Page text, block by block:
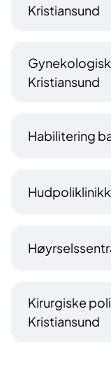
Kristiansund
Kristiansund
Habilitering
Kirurgiske
Kristiansund